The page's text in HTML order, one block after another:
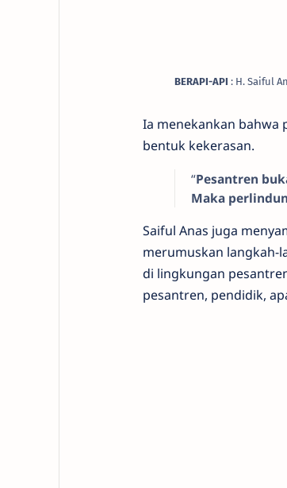
BERAPI-API : H. Saiful
Ia menekankan bahwa
bentuk kekerasan.
“Pesantren
Maka
Saiful Anas juga
merumuskan langkah-
di lingkungan
pesantren, pendidik,